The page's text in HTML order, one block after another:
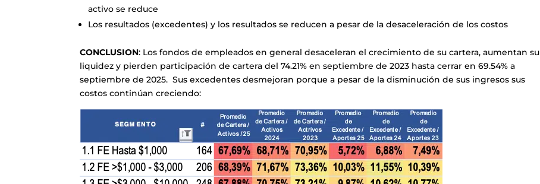
activo se reduce
Los resultados (excedentes) y los resultados se reducen a pesar de la desaceleración de los costos
CONCLUSION: Los fondos de empleados en general desaceleran el crecimiento de su cartera, aumentan su
liquidez y pierden participación de cartera del 74.21% en septiembre de 2023 hasta cerrar en 69.54% a
septiembre de 2025. Sus excedentes desmejoran porque a pesar de la disminución de sus ingresos sus
costos continúan creciendo: